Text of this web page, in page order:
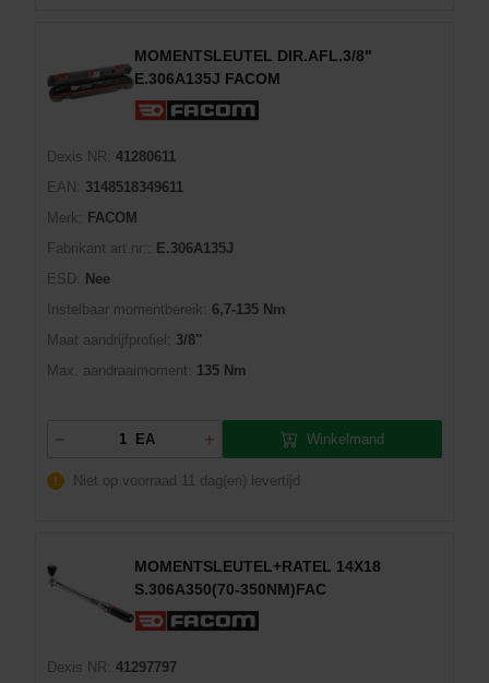
MOMENTSLEUTEL DIR.AFL.3/8"
E.306A135J FACOM
Dexis NR: 41280611
EAN:
3148518349611
Merk:
FACOM
Fabrikant art.nr::
E.306A135J
ESD:
Nee
Instelbaar momentbereik:
6,7-135 Nm
Maat aandrijfprofiel:
3/8"
Max. aandraaimoment:
135 Nm
EA Winkelmand
Niet op voorraad 11 dag(en) levertijd
MOMENTSLEUTEL+RATEL 14X18
S.306A350(70-350NM)FAC
Dexis NR: 41297797